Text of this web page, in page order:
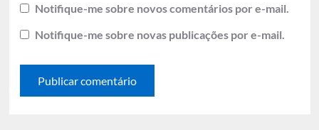
Notifique-me sobre novos comentários por e-mail.
Notifique-me sobre novas publicações por e-mail.